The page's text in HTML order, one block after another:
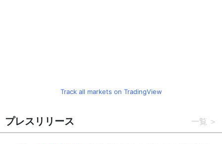
Track all markets on TradingView
プレスリリース 一覧